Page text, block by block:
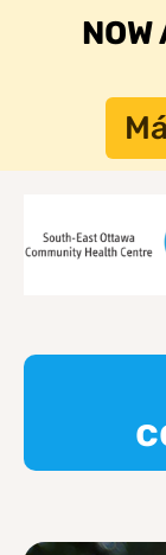
NOW